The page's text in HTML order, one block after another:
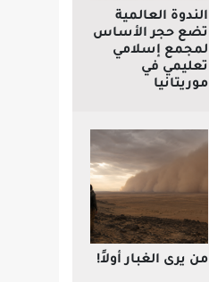
الندوة العالمية
تضع حجر الأساس
لمجمع إسلامي
تعليمي في
موريتانيا
من يرى الغبار أولاً!